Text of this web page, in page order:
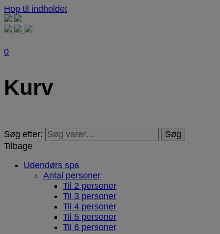
Hop til indholdet
0
Kurv
Søg efter:
Søg
Tilbage
Udendørs spa
Antal personer
Til 2 personer
Til 3 personer
Til 4 personer
Til 5 personer
Til 6 personer